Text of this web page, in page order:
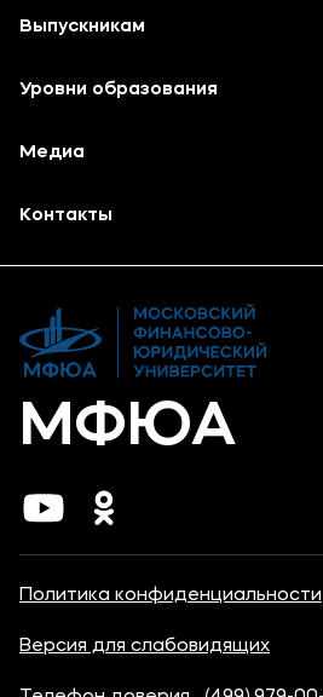
Выпускникам
Карьера
Уровни образования
Среднее профессиональное
Медиа
Объявления
Контакты
Банковские реквизиты
МФЮА
Политика конфиденциальности
Версия для слабовидящих